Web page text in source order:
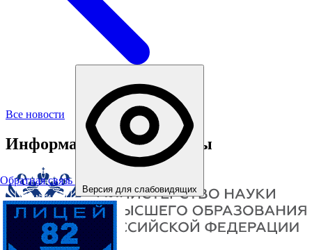
Обратная связь
Версия для слабовидящих
Все новости
Информационные ресурсы